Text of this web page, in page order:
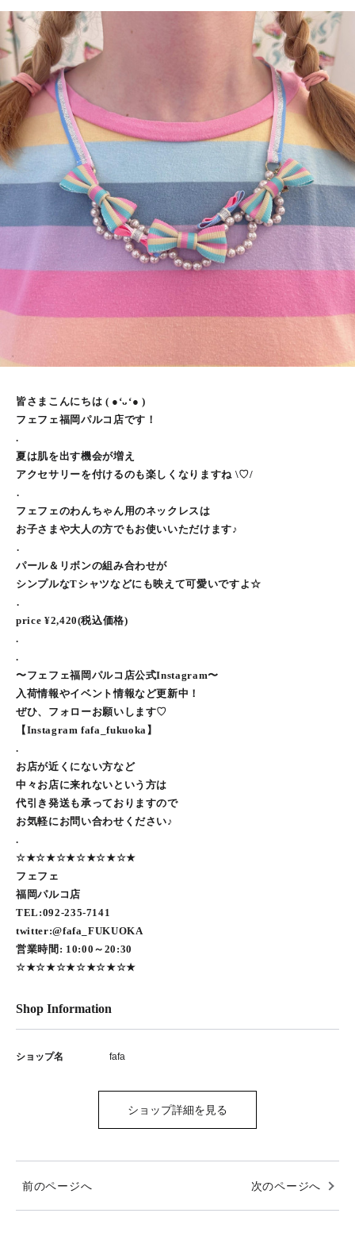
皆さまこんにちは ( ●‘ᴗ‘● )
フェフェ福岡パルコ店です！
.
夏は肌を出す機会が増え
アクセサリーを付けるのも楽しくなりますね \♡/
⁡.
フェフェのわんちゃん用のネックレスは
お子さまや大人の方でもお使いいただけます♪
⁡.
パール＆リボンの組み合わせが
シンプルなTシャツなどにも映えて可愛いですよ☆
⁡.
price ¥2,420(税込価格)
.
.
〜フェフェ福岡パルコ店公式Instagram〜
入荷情報やイベント情報など更新中！
ぜひ、フォローお願いします♡
【Instagram fafa_fukuoka】
.
お店が近くにない方など
中々お店に来れないという方は
代引き発送も承っておりますので
お気軽にお問い合わせください♪
.
☆★☆★☆★☆★☆★☆★
フェフェ
福岡パルコ店
TEL:092-235-7141
twitter:@fafa_FUKUOKA
営業時間: 10:00～20:30
☆★☆★☆★☆★☆★☆★
Shop Information
ショップ名 fafa
ショップ詳細を見る
前のページへ 次のページへ